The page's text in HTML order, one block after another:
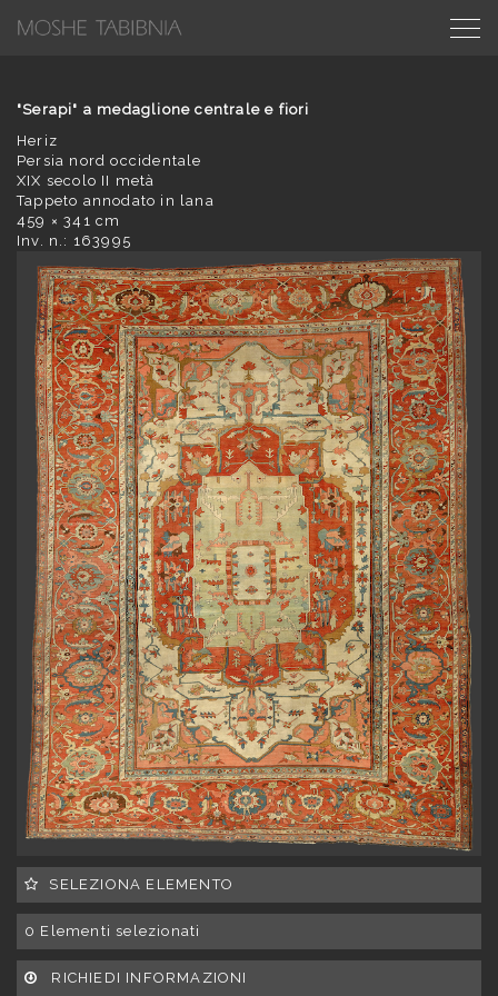
"Serapi" a medaglione centrale e fiori
Heriz
Persia nord occidentale
XIX secolo II metà
Tappeto annodato in lana
459 × 341 cm
Inv. n.: 163995
SELEZIONA ELEMENTO
0 Elementi selezionati
RICHIEDI INFORMAZIONI